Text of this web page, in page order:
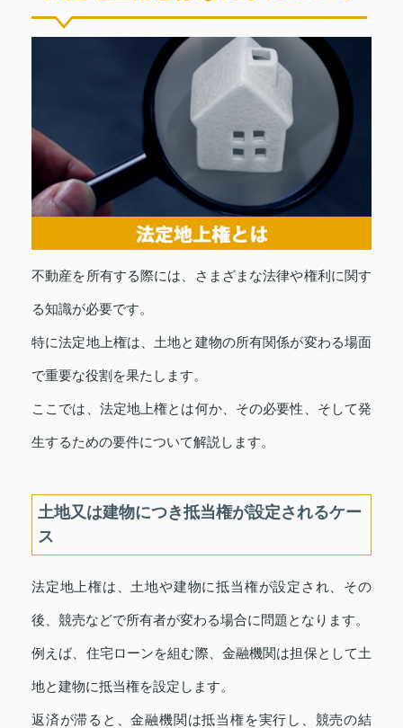
不動産を所有する際には、さまざまな法律や権利に関す
る知識が必要です。
特に法定地上権は、土地と建物の所有関係が変わる場面
で重要な役割を果たします。
ここでは、法定地上権とは何か、その必要性、そして発
生するための要件について解説します。
土地又は建物につき抵当権が設定されるケー
ス
法定地上権は、土地や建物に抵当権が設定され、その
後、競売などで所有者が変わる場合に問題となります。
例えば、住宅ローンを組む際、金融機関は担保として土
地と建物に抵当権を設定します。
返済が滞ると、金融機関は抵当権を実行し、競売の結